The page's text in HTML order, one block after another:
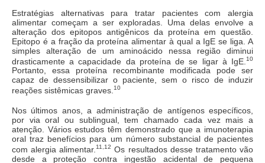
Estratégias alternativas para tratar pacientes com alergia
alimentar começam a ser exploradas. Uma delas envolve a
alteração dos epitopos antigênicos da proteína em questão.
Epitopo é a fração da proteína alimentar à qual a IgE se liga. A
simples alteração de um aminoácido nessa região diminui
drasticamente a capacidade da proteína de se ligar à IgE. 10
Portanto, essa proteína recombinante modificada pode ser
capaz de dessensibilizar o paciente, sem o risco de induzir
reações sistêmicas graves. 10
Nos últimos anos, a administração de antígenos específicos,
por via oral ou sublingual, tem chamado cada vez mais a
atenção. Vários estudos têm demonstrado que a imunoterapia
oral traz benefícios para um número substancial de pacientes
com alergia alimentar.11,12 Os resultados desse tratamento vão
desde a proteção contra ingestão acidental de pequena